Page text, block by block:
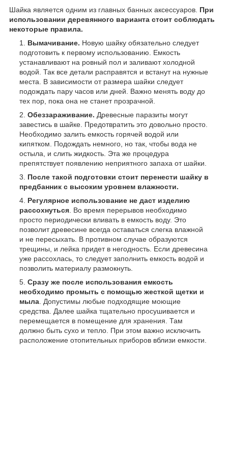
Шайка является одним из главных банных аксессуаров. При
использовании деревянного варианта стоит соблюдать
некоторые правила.
Вымачивание. Новую шайку обязательно следует
подготовить к первому использованию. Емкость
устанавливают на ровный пол и заливают холодной
водой. Так все детали расправятся и встанут на нужные
места. В зависимости от размера шайки следует
подождать пару часов или дней. Важно менять воду до
тех пор, пока она не станет прозрачной.
Обеззараживание. Древесные паразиты могут
завестись в шайке. Предотвратить это довольно просто.
Необходимо залить емкость горячей водой или
кипятком. Подождать немного, но так, чтобы вода не
остыла, и слить жидкость. Эта же процедура
препятствует появлению неприятного запаха от шайки.
После такой подготовки стоит перенести шайку в
предбанник с высоким уровнем влажности.
Регулярное использование не даст изделию
рассохнуться . Во время перерывов необходимо
просто периодически вливать в емкость воду. Это
позволит древесине всегда оставаться слегка влажной
и не пересыхать. В противном случае образуются
трещины, и лейка придет в негодность. Если древесина
уже рассохлась, то следует заполнить емкость водой и
позволить материалу размокнуть.
Сразу же после использования емкость
необходимо промыть с помощью жесткой щетки и
мыла . Допустимы любые подходящие моющие
средства. Далее шайка тщательно просушивается и
перемещается в помещение для хранения. Там
должно быть сухо и тепло. При этом важно исключить
расположение отопительных приборов вблизи емкости.